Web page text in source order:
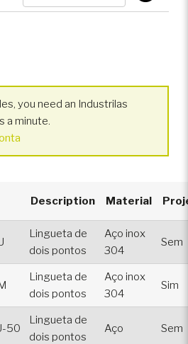
you need an Industrilas
a minute.
Description Material
Lingueta de
dois pontos
Aço inox
304
Sem
Lingueta de
dois pontos
Aço inox
304
Sim
50
Lingueta de
dois pontos
Aço Sem